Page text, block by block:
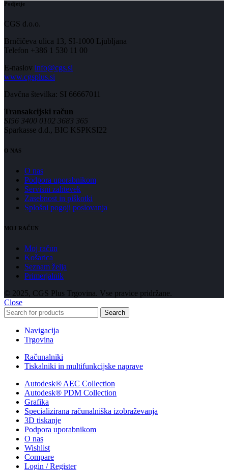
Podjetje
CGS d.o.o.
Brnčičeva ulica 13, SI-1000 Ljubljana
Telefon +386 1 530 11 00
E-naslov info@cgs.si
www.cgsplus.si
Davčna številka: SI 66667011
Transakcijski račun
SI56 3400 0102 3683 365
Sparkasse d.d., BIC KSPKSI22
O NAS
O nas
Podpora uporabnikom
Servisni zahtevek
Zasebnost in piškotki
Splošni pogoji poslovanja
MOJ RAČUN
Moj račun
Košarica
Seznam želja
Primerjalnik
© 2025, CGS Plus Trgovina. Vse pravice pridržane.
Close
Search
Navigacija
Trgovina
Računalniki
Tiskalniki in multifunkcijske naprave
Autodesk® AEC Collection
Autodesk® PDM Collection
Grafika
Specializirana računalniška izobraževanja
3D tiskanje
Podpora uporabnikom
O nas
Wishlist
Compare
Login / Register